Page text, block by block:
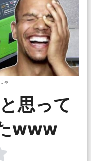
にゃ
思って
www